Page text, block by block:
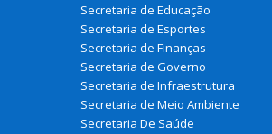
Secretaria de Educação
Secretaria de Esportes
Secretaria de Finanças
Secretaria de Governo
Secretaria de Infraestrutura
Secretaria de Meio Ambiente
Secretaria De Saúde